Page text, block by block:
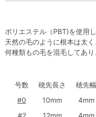
ポリエステル（PBT)を使用
天然の毛のように根本は太
何種類もの毛を混毛してあり
号数 穂先長さ 穂先幅
#0
10mm 4mm